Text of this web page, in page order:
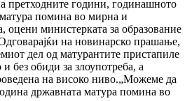
претходните години, годинашното
помина во мирна и
оцени министерката за образование
на новинарско прашање,
дел од матурантите пристапиле
без обиди за злоупотреба, а
на високо ниво.„Можеме да
државната матура помина во